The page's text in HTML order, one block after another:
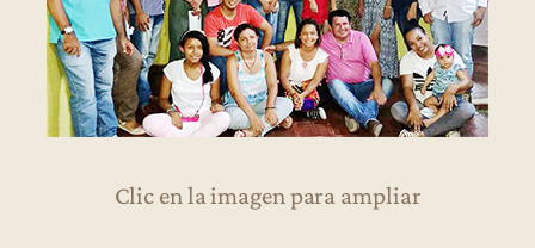
Clic en la imagen para ampliar